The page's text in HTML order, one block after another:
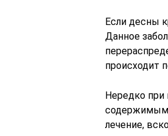
Если десны
Данное
происходит
Нередко
содержимым,
лечение,